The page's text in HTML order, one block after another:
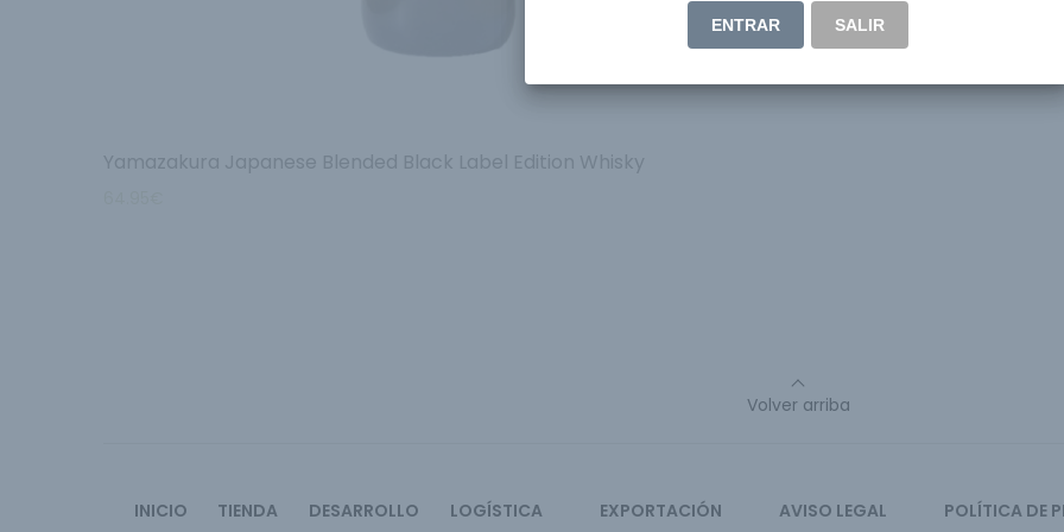
Yamazakura Japanese Blended Black Label Edition Whisky
Volver arriba
INICIO TIENDA DESARROLLO LOGÍSTICA EXPORTACIÓN AVISO LEGAL POLÍTICA DE
ENTRAR SALIR